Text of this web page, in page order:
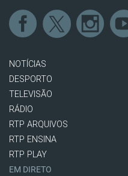
NOTÍCIAS
DESPORTO
TELEVISÃO
RÁDIO
RTP ARQUIVOS
RTP ENSINA
RTP PLAY
EM DIRETO